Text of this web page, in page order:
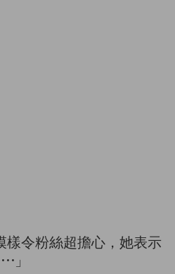
樣令粉絲超擔心，她表示
」